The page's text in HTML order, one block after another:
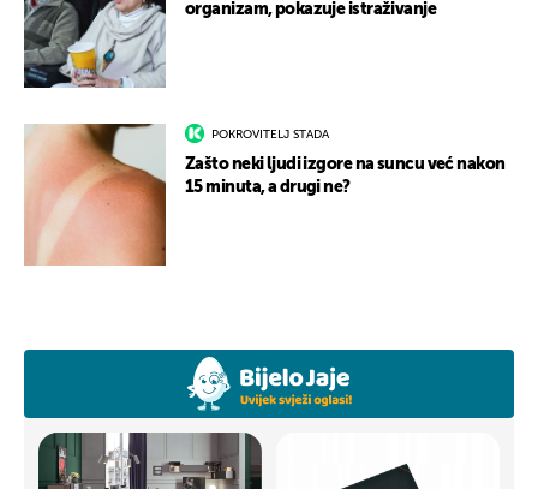
organizam, pokazuje istraživanje
POKROVITELJ STADA
Zašto neki ljudi izgore na suncu već nakon
15 minuta, a drugi ne?